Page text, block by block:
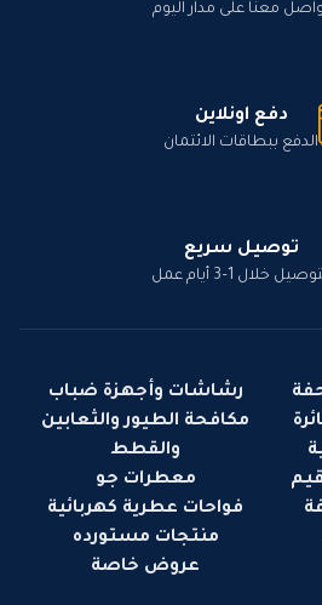
معنا على مدار اليوم
دفع اونلاين
الدفع ببطاقات الائتمان
توصيل سريع
خلال 1–3 أيام عمل
رشاشات وأجهزة ضباب
مكافحة الطيور والثعابين
والقطط
معطرات جو
فواحات عطرية كهربائية
منتجات مستورده
عروض خاصة